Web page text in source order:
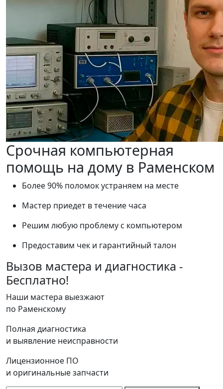
Срочная компьютерная
помощь на дому в Раменском
Более 90% поломок устраняем на месте
Мастер приедет в течение часа
Решим любую проблему с компьютером
Предоставим чек и гарантийный талон
Вызов мастера и диагностика -
Бесплатно!
Наши мастера выезжают
по Раменскому
Полная диагностика
и выявление неисправности
Лицензионное ПО
и оригинальные запчасти